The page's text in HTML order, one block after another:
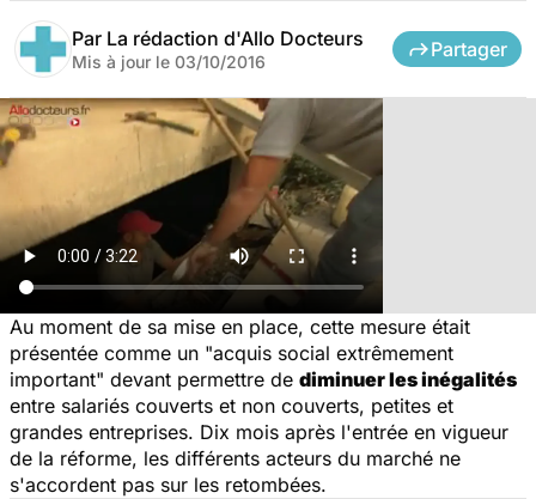
Par La rédaction d'Allo Docteurs
Mis à jour le 03/10/2016
Partager
Au moment de sa mise en place, cette mesure était
présentée comme un "acquis social extrêmement
important" devant permettre de diminuer les inégalités
entre salariés couverts et non couverts, petites et
grandes entreprises. Dix mois après l'entrée en vigueur
de la réforme, les différents acteurs du marché ne
s'accordent pas sur les retombées.